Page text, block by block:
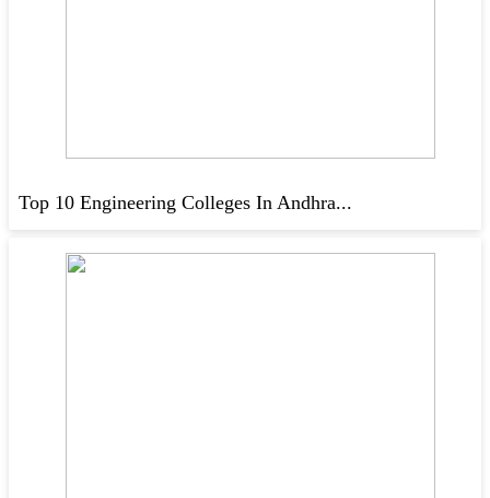
Top 10 Engineering Colleges In Andhra...